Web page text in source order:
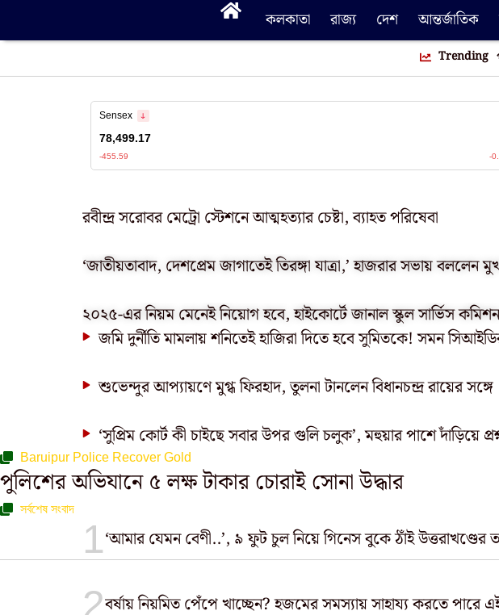
কলকাতা রাজ্য দেশ আন্তর্জাতিক
Trending
রবীন্দ্র সরোবর মেট্রো স্টেশনে আত্মহত্যার চেষ্টা, ব্যাহত পরিষেবা
‘জাতীয়তাবাদ, দেশপ্রেম জাগাতেই তিরঙ্গা যাত্রা,’ হাজরার সভায় বললেন
২০২৫-এর নিয়ম মেনেই নিয়োগ হবে, হাইকোর্টে জানাল স্কুল সার্ভিস কমিশন
জমি দুর্নীতি মামলায় শনিতেই হাজিরা দিতে হবে সুমিতকে! সমন
শুভেন্দুর আপ্যায়ণে মুগ্ধ ফিরহাদ, তুলনা টানলেন বিধানচন্দ্র রায়ের সঙ্গে
‘সুপ্রিম কোর্ট কী চাইছে সবার উপর গুলি চলুক’, মহুয়ার পাশে দাঁড়িয়ে
Baruipur Police Recover Gold
পুলিশের অভিযানে ৫ লক্ষ টাকার চোরাই সোনা উদ্ধার
সর্বশেষ সংবাদ
‘আমার যেমন বেণী..’, ৯ ফুট চুল নিয়ে গিনেস বুকে ঠাঁই উত্তরাখণ্ডের
বর্ষায় নিয়মিত পেঁপে খাচ্ছেন? হজমের সমস্যায় সাহায্য করতে পারে